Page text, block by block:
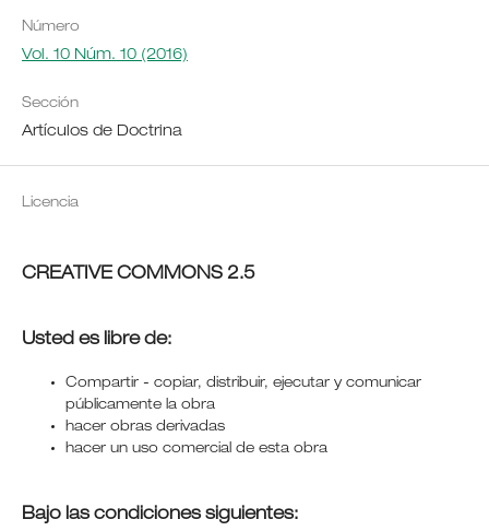
Número
Vol. 10 Núm. 10 (2016)
Sección
Artículos de Doctrina
Licencia
CREATIVE COMMONS 2.5
Usted es libre de:
Compartir - copiar, distribuir, ejecutar y comunicar
públicamente la obra
hacer obras derivadas
hacer un uso comercial de esta obra
Bajo las condiciones siguientes: